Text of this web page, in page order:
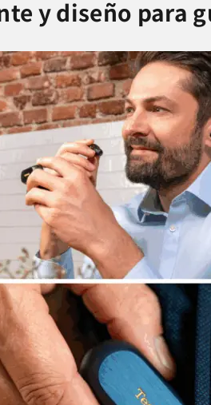
y diseño para